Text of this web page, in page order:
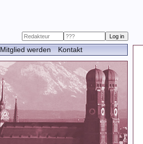
Mitglied werden Kontakt
Das Gespräch mit Peter
Probst
Das Gespräch mit Peter
Probst
mehr lesen